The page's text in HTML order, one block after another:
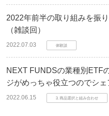
2022年前半の取り組みを振
（雑談回）
2022.07.03 体験談
NEXT FUNDSの業種別ETF
ジがめっちゃ役立つのでシェ
2022.06.15 3. 商品選択と組み合わせ